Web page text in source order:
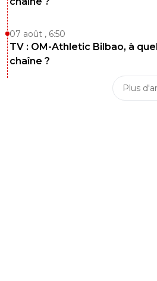
07 août , 6:50
TV : OM-Athletic Bilbao, à
chaîne ?
Plus